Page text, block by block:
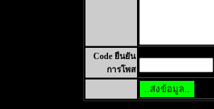
Code ยืนยัน
การโพส